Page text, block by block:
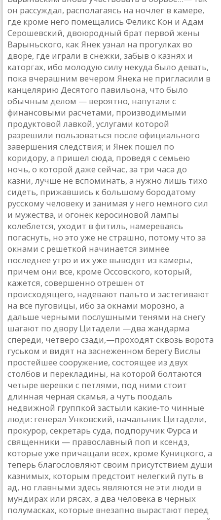
он рассуждал, располагаясь на ночлег в камере,
где кроме него помещались Феликс Кон и Адам
Серошевский, двоюродный брат первой жены
Варыньского, как Янек узнал на прогулках во
дворе, где играли в снежки, забыв о казнях и
каторгах, ибо молодую силу некуда было девать,
пока вчерашним вечером Янека не пригласили в
канцелярию Десятого павильона, что было
обычным делом — вероятно, напутали с
финансовыми расчетами, производимыми
продуктовой лавкой, услугами которой
разрешили пользоваться после официального
завершения следствия; и Янек пошел по
коридору, а пришел сюда, проведя с семьею
ночь, о которой даже сейчас, за три часа до
казни, лучше не вспоминать, а нужно лишь тихо
сидеть, прижавшись к большому бородатому
русскому человеку и занимая у него немного сил
и мужества, и огонек керосиновой лампы
колеблется, уходит в фитиль, намереваясь
погаснуть, но это уже не страшно, потому что за
окнами с решеткой начинается зимнее
последнее утро и их уже выводят из камеры,
причем они все, кроме Оссовского, который,
кажется, совершенно отрешен от
происходящего, надевают пальто и застегивают
на все пуговицы, ибо за окнами морозно, а
дальше черными послушными тенями на снегу
шагают по двору Цитадели —два жандарма
спереди, четверо сзади,—проходят сквозь ворота
гуськом и видят на заснеженном берегу Вислы
простейшее сооружение, состоящее из двух
столбов и перекладины, на которой болтаются
четыре веревки с петлями, под ними стоит
длинная черная скамья, а чуть поодаль
недвижной группкой застыли какие-то чинные
люди: генерал Унковский, начальник Цитадели,
прокурор, секретарь суда, подпоручик Фурса и
священники — православный поп и ксендз,
которые уже причащали всех, кроме Куницкого, а
теперь благословляют своим присутствием души
казнимых, которым предстоит нелегкий путь в
ад, но главными здесь являются не эти люди в
мундирах или рясах, а два человека в черных
полумасках, которые внезапно вырастают перед